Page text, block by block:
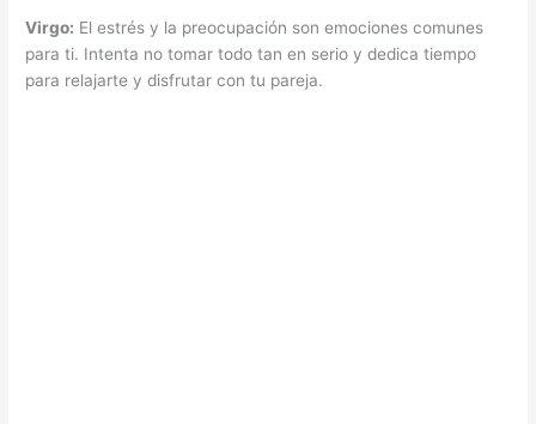
Virgo: El estrés y la preocupación son emociones comunes
para ti. Intenta no tomar todo tan en serio y dedica tiempo
para relajarte y disfrutar con tu pareja.